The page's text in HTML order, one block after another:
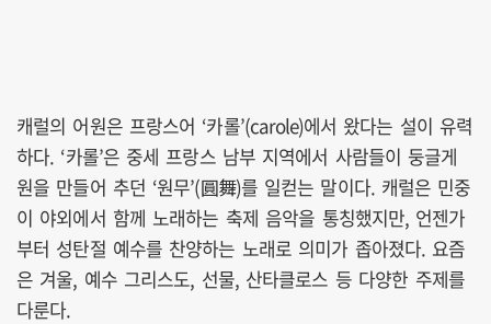
캐럴의 어원은 프랑스어 ‘카롤’(carole)에서 왔다는 설이 유력
하다. ‘카롤’은 중세 프랑스 남부 지역에서 사람들이 둥글게
원을 만들어 추던 ‘원무’(圓舞)를 일컫는 말이다. 캐럴은 민중
이 야외에서 함께 노래하는 축제 음악을 통칭했지만, 언젠가
부터 성탄절 예수를 찬양하는 노래로 의미가 좁아졌다. 요즘
은 겨울, 예수 그리스도, 선물, 산타클로스 등 다양한 주제를
다룬다.